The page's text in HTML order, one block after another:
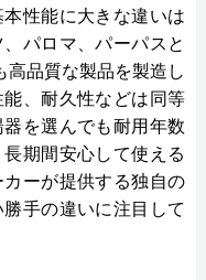
性能に大きな違いは
パロマ、パーパスと
高品質な製品を製造し
、耐久性などは同等
を選んでも耐用年数
期間安心して使える
ーが提供する独自の
手の違いに注目して